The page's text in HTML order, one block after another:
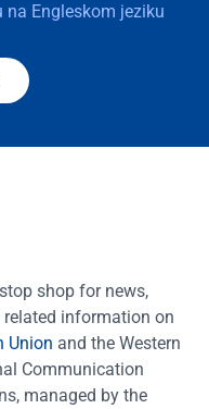
Engleskom jeziku
shop for news,
information on
Union and the Western
Communication
managed by the